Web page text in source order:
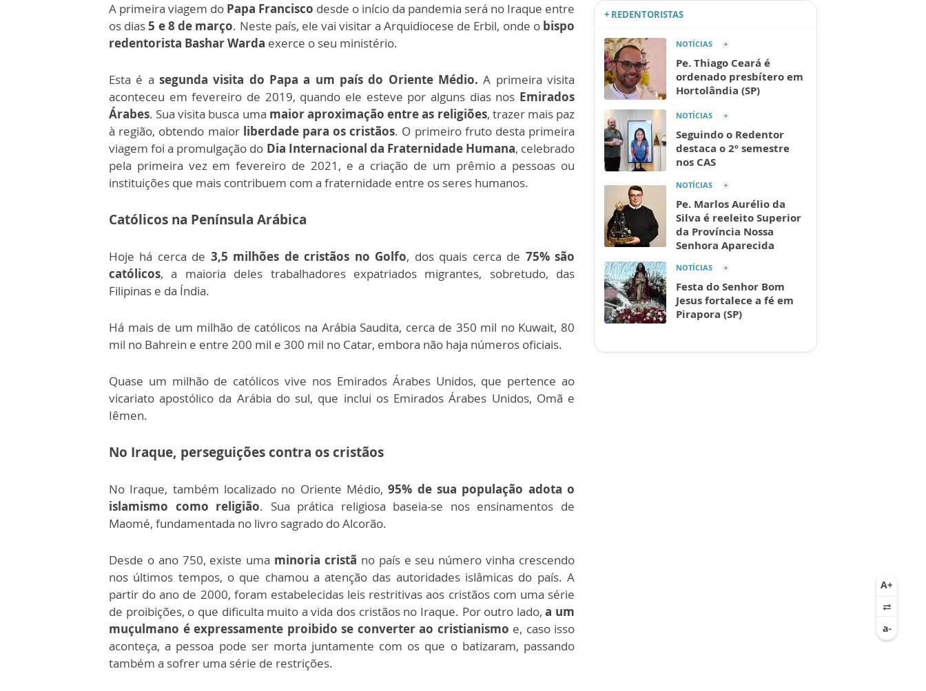
A primeira viagem do Papa Francisco desde o início da pandemia será no Iraque entre
os dias5 e 8 de março. Neste país, ele vai visitar a Arquidiocese de Erbil, onde o bispo
redentorista Bashar Warda exerce o seu ministério.
Esta é a segunda visita do Papa a um país do Oriente Médio. A primeira visita
aconteceu em fevereiro de 2019, quando ele esteve por alguns dias nos Emirados
Árabes. Sua visita busca uma maior aproximação entre as religiões, trazer mais paz
à região, obtendo maior liberdade para os cristãos. O primeiro fruto desta primeira
viagem foi a promulgação do Dia Internacional da Fraternidade Humana, celebrado
pela primeira vez em fevereiro de 2021, e a criação de um prêmio a pessoas ou
instituições que mais contribuem com a fraternidade entre os seres humanos.
Católicos na Península Arábica
Hoje há cerca de 3,5 milhões de cristãos no Golfo, dos quais cerca de 75% são
católicos, a maioria deles trabalhadores expatriados migrantes, sobretudo, das
Filipinas e da Índia.
Há mais de um milhão de católicos na Arábia Saudita, cerca de 350 mil no Kuwait, 80
mil no Bahrein e entre 200 mil e 300 mil no Catar, embora não haja números oficiais.
Quase um milhão de católicos vive nos Emirados Árabes Unidos, que pertence ao
vicariato apostólico da Arábia do sul, que inclui os Emirados Árabes Unidos, Omã e
Iêmen.
No Iraque, perseguições contra os cristãos
No Iraque, também localizado no Oriente Médio,95% de sua população adota o
islamismo como religião. Sua prática religiosa baseia-se nos ensinamentos de
Maomé, fundamentada no livro sagrado do Alcorão.
Desde o ano 750, existe uma minoria cristã no país e seu número vinha crescendo
nos últimos tempos, o que chamou a atenção das autoridades islâmicas do país. A
partir do ano de 2000, foram estabelecidas leis restritivas aos cristãos com uma série
de proibições, o que dificulta muito a vida dos cristãos no Iraque. Por outro lado,a um
muçulmano é expressamente proibido se converter ao cristianismo e, caso isso
aconteça, a pessoa pode ser morta juntamente com os que o batizaram, passando
também a sofrer uma série de restrições.
+ REDENTORISTAS
NOTÍCIAS
Pe. Thiago Ceará é
ordenado presbítero em
Hortolândia (SP)
NOTÍCIAS
Seguindo o Redentor
destaca o 2º semestre
nos CAS
NOTÍCIAS
Pe. Marlos Aurélio da
Silva é reeleito Superior
da Província Nossa
Senhora Aparecida
NOTÍCIAS
Festa do Senhor Bom
Jesus fortalece a fé em
Pirapora (SP)